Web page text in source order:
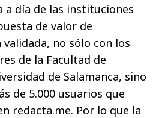
a día de las instituciones
de valor de
validada, no sólo con los
de la Facultad de
de Salamanca, sino
de 5.000 usuarios que
redacta.me. Por lo que la